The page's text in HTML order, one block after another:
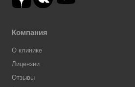
Компания
О клинике
Лицензии
Отзывы